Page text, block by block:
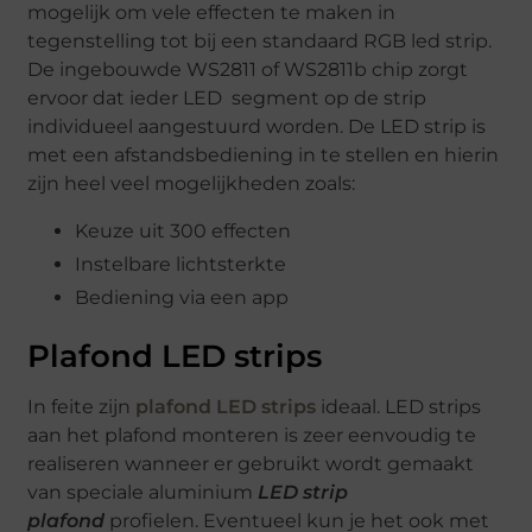
mogelijk om vele effecten te maken in
tegenstelling tot bij een standaard RGB led strip.
De ingebouwde WS2811 of WS2811b chip zorgt
ervoor dat ieder LED segment op de strip
individueel aangestuurd worden. De LED strip is
met een afstandsbediening in te stellen en hierin
zijn heel veel mogelijkheden zoals:
Keuze uit 300 effecten
Instelbare lichtsterkte
Bediening via een app
Plafond LED strips
In feite zijn plafond LED strips ideaal. LED strips
aan het plafond monteren is zeer eenvoudig te
realiseren wanneer er gebruikt wordt gemaakt
van speciale aluminium LED strip
plafond profielen. Eventueel kun je het ook met